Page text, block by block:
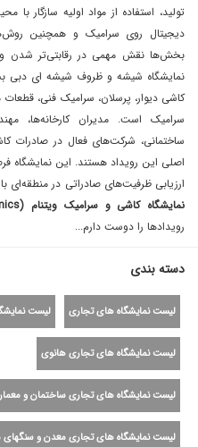
تولید، استفاده از مواد اولیه سازگار
دیجیتال روی سرامیک و همچنین
بخش‌ها نقش مهمی در رقابتی‌تر شدن
نمایشگاه شیشه و ظروف شیشه ای دبی
کاشی دیوار، پرسلان، سرامیک فنی،
سرامیک است. مدیران کارخانه‌ها،
ساختمانی، شرکت‌های فعال در صادرات
اصلی این رویداد هستند. این نمایشگاه
ارزیابی ظرفیت‌های صادراتی در
نمایشگاه کاشی و سرامیک ویتنام (Asean Ceramics)
رویداد‌ها را دوست دارم...
دسته بندی
لیست نمایشگاه های تجاری لیست
لیست نمایشگاه های تجاری هانوی
لیست نمایشگاه های تجاری ساختمان و
لیست نمایشگاه های تجاری معدن و سنگهای